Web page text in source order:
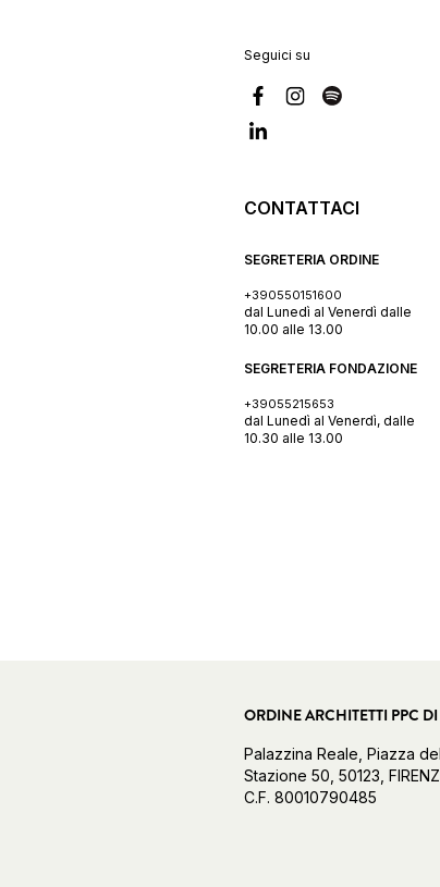
Seguici su
CONTATTACI
SEGRETERIA ORDINE
+390550151600
dal Lunedì al Venerdì dalle
10.00 alle 13.00
SEGRETERIA FONDAZIONE
+39055215653
dal Lunedì al Venerdì, dalle
10.30 alle 13.00
ORDINE ARCHITETTI PPC
Palazzina Reale, Piazza
Stazione 50, 50123,
C.F. 80010790485